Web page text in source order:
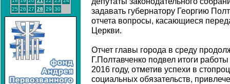
25 26 27 28 29 30
задавать губернатору Георгию
отчета вопросы, касающиеся
Церкви.
Отчет главы города в среду
Г.Полтавченко подвел итоги
2016 году, отметив успехи в
социальных обязательств,